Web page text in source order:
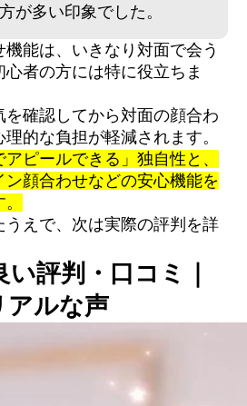
が多い印象でした。
能は、いきなり対面で会う
者の方には特に役立ちま
を確認してから対面の顔合わ
的な負担が軽減されます。
ピールできる」独自性と、
顔合わせなどの安心機能を
えで、次は実際の評判を詳
評判・口コミ｜
アルな声